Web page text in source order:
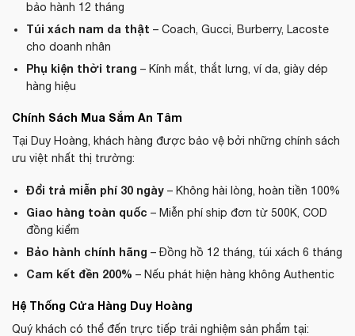
bảo hành 12 tháng
Túi xách nam da thật – Coach, Gucci, Burberry, Lacoste
cho doanh nhân
Phụ kiện thời trang – Kính mắt, thắt lưng, ví da, giày dép
hàng hiệu
Chính Sách Mua Sắm An Tâm
Tại Duy Hoàng, khách hàng được bảo vệ bởi những chính sách
ưu việt nhất thị trường:
Đổi trả miễn phí 30 ngày – Không hài lòng, hoàn tiền 100%
Giao hàng toàn quốc – Miễn phí ship đơn từ 500K, COD
đồng kiểm
Bảo hành chính hãng – Đồng hồ 12 tháng, túi xách 6 tháng
Cam kết đền 200% – Nếu phát hiện hàng không Authentic
Hệ Thống Cửa Hàng Duy Hoàng
Quý khách có thể đến trực tiếp trải nghiệm sản phẩm tại: